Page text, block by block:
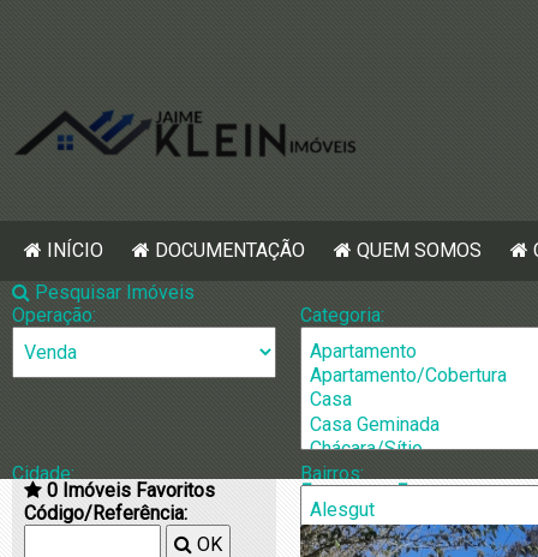
INÍCIO DOCUMENTAÇÃO QUEM SOMOS
Pesquisar Imóveis
Operação:
Categoria:
Cidade: Bairros:
0 Imóveis Favoritos
Código/Referência:
OK
[1578] Casa